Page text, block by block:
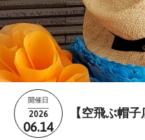
開催日
2026
06.14
【空飛ぶ帽